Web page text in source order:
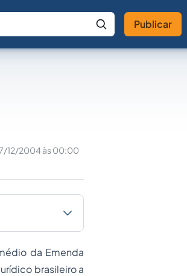
IA Buscar no Jus
Publicar
12/2004 às 00:00
da Emenda
brasileiro a